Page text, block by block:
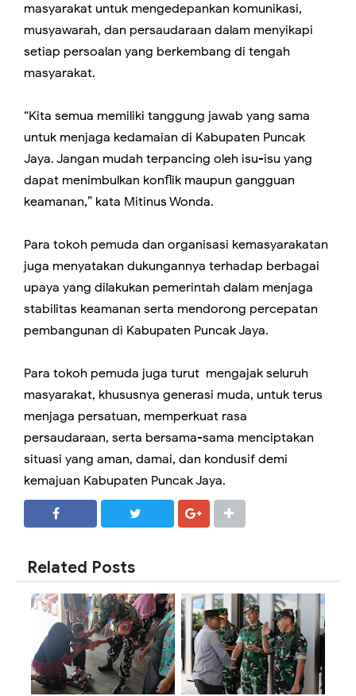
masyarakat untuk mengedepankan komunikasi,
musyawarah, dan persaudaraan dalam menyikapi
setiap persoalan yang berkembang di tengah
masyarakat.
“Kita semua memiliki tanggung jawab yang sama
untuk menjaga kedamaian di Kabupaten Puncak
Jaya. Jangan mudah terpancing oleh isu-isu yang
dapat menimbulkan konflik maupun gangguan
keamanan,” kata Mitinus Wonda.
Para tokoh pemuda dan organisasi kemasyarakatan
juga menyatakan dukungannya terhadap berbagai
upaya yang dilakukan pemerintah dalam menjaga
stabilitas keamanan serta mendorong percepatan
pembangunan di Kabupaten Puncak Jaya.
Para tokoh pemuda juga turut mengajak seluruh
masyarakat, khususnya generasi muda, untuk terus
menjaga persatuan, memperkuat rasa
persaudaraan, serta bersama-sama menciptakan
situasi yang aman, damai, dan kondusif demi
kemajuan Kabupaten Puncak Jaya.
Related Posts